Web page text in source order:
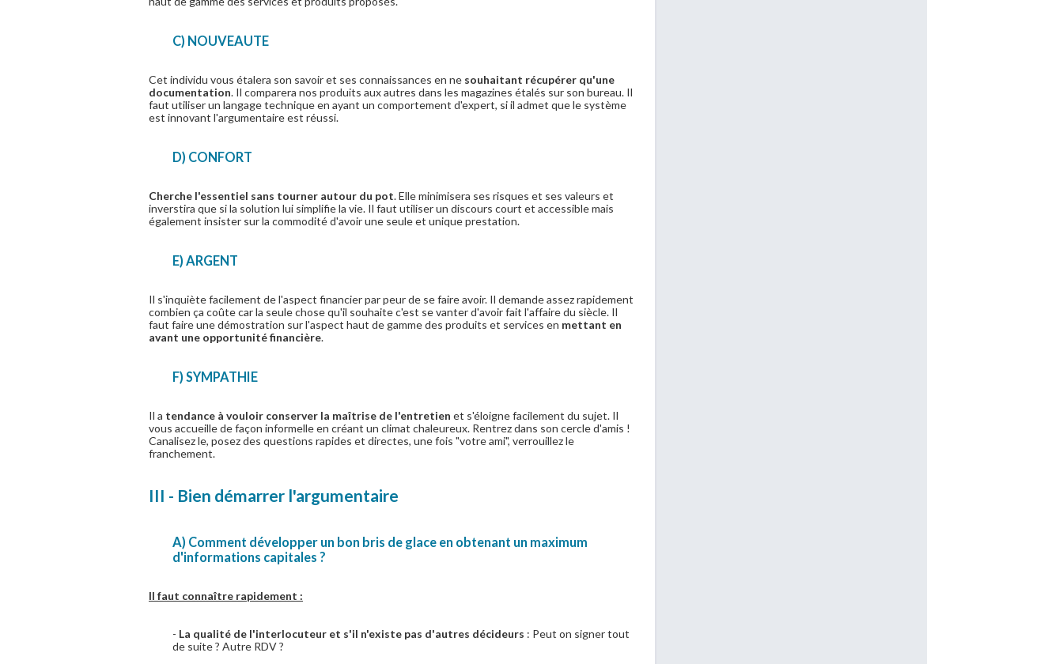
C) NOUVEAUTE
Cet individu vous étalera son savoir et ses connaissances en ne souhaitant récupérer qu'une
documentation. Il comparera nos produits aux autres dans les magazines étalés sur son bureau. Il
faut utiliser un langage technique en ayant un comportement d'expert, si il admet que le système
est innovant l'argumentaire est réussi.
D) CONFORT
Cherche l'essentiel sans tourner autour du pot. Elle minimisera ses risques et ses valeurs et
inverstira que si la solution lui simplifie la vie. Il faut utiliser un discours court et accessible mais
également insister sur la commodité d'avoir une seule et unique prestation.
E) ARGENT
Il s'inquiète facilement de l'aspect financier par peur de se faire avoir. Il demande assez rapidement
combien ça coûte car la seule chose qu'il souhaite c'est se vanter d'avoir fait l'affaire du siècle. Il
faut faire une démostration sur l'aspect haut de gamme des produits et services en mettant en
avant une opportunité financière.
F) SYMPATHIE
Il a tendance à vouloir conserver la maîtrise de l'entretien et s'éloigne facilement du sujet. Il
vous accueille de façon informelle en créant un climat chaleureux. Rentrez dans son cercle d'amis !
Canalisez le, posez des questions rapides et directes, une fois "votre ami", verrouillez le
franchement.
III - Bien démarrer l'argumentaire
A) Comment développer un bon bris de glace en obtenant un maximum
d'informations capitales ?
Il faut connaître rapidement :
- La qualité de l'interlocuteur et s'il n'existe pas d'autres décideurs : Peut on signer tout
de suite ? Autre RDV ?